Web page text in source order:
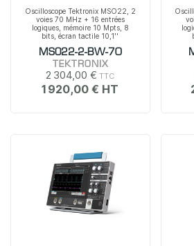
Oscilloscope Tektronix MSO22, 2
voies 70 MHz + 16 entrées
logiques, mémoire 10 Mpts, 8
bits, écran tactile 10,1''
MSO22-2-BW-70
TEKTRONIX
2 304,00 €
1 920,00 €